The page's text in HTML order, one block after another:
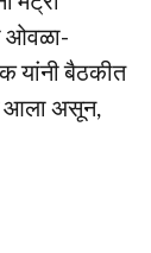
ओवळा-
यांनी बैठकीत
आला असून,